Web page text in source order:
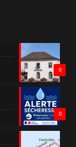
0
0